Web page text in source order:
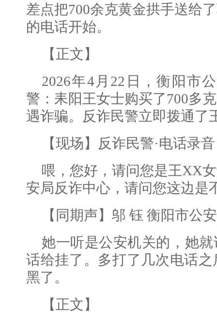
差点把700余克黄金拱手送给
的电话开始。
【正文】
2026年4月22日，衡阳市
警：耒阳王女士购买了700多
遇诈骗。反诈民警立即拨通了
【现场】反诈民警·电话录音
喂，您好，请问您是王XX
安局反诈中心，请问您这边是
【同期声】邬 钰 衡阳市公
她一听是公安机关的，她
话给挂了。多打了几次电话
黑了。
【正文】